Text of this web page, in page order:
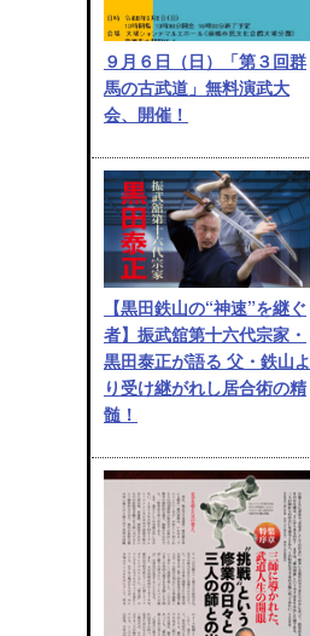
９月６日（日）「第３回群
馬の古武道」無料演武大
会、開催！
【黒田鉄山の“神速”を継ぐ
者】振武舘第十六代宗家・
黒田泰正が語る 父・鉄山よ
り受け継がれし居合術の精
髄！